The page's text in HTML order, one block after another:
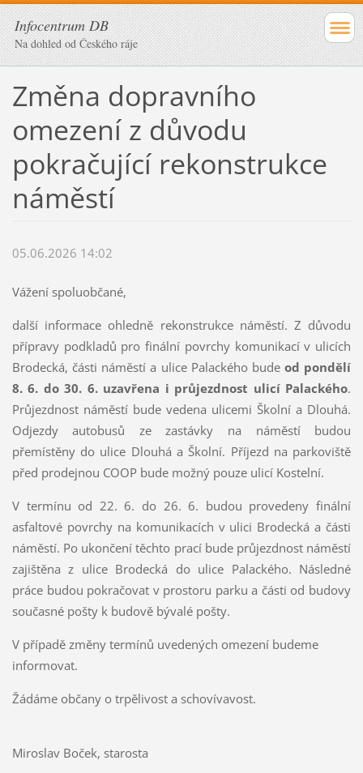
Infocentrum DB
Na dohled od Českého ráje
Změna dopravního
omezení z důvodu
pokračující rekonstrukce
náměstí
05.06.2026 14:02
Vážení spoluobčané,
další informace ohledně rekonstrukce náměstí. Z důvodu
přípravy podkladů pro finální povrchy komunikací v ulicích
Brodecká, části náměstí a ulice Palackého bude od pondělí
8. 6. do 30. 6. uzavřena i průjezdnost ulicí Palackého.
Průjezdnost náměstí bude vedena ulicemi Školní a Dlouhá.
Odjezdy autobusů ze zastávky na náměstí budou
přemístěny do ulice Dlouhá a Školní. Příjezd na parkoviště
před prodejnou COOP bude možný pouze ulicí Kostelní.
V termínu od 22. 6. do 26. 6. budou provedeny finální
asfaltové povrchy na komunikacích v ulici Brodecká a části
náměstí. Po ukončení těchto prací bude průjezdnost náměstí
zajištěna z ulice Brodecká do ulice Palackého. Následné
práce budou pokračovat v prostoru parku a části od budovy
současné pošty k budově bývalé pošty.
V případě změny termínů uvedených omezení budeme
informovat.
Žádáme občany o trpělivost a schovívavost.
Miroslav Boček, starosta